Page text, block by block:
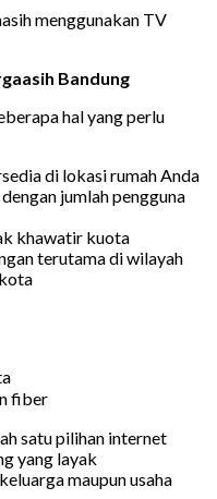
menggunakan TV
Bandung
hal yang perlu
di lokasi rumah Anda
jumlah pengguna
khawatir kuota
terutama di wilayah
fiber
satu pilihan internet
yang layak
maupun usaha